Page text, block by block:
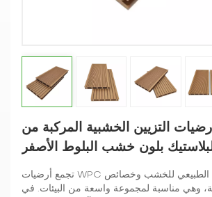
التزيين الخشبية المركبة من
بلون خشب البلوط الأصفر
تجمع أرضيات WPC بين الملمس الطبيعي للخشب وخصائص
وهي مناسبة لمجموعة واسعة من البيئات. في